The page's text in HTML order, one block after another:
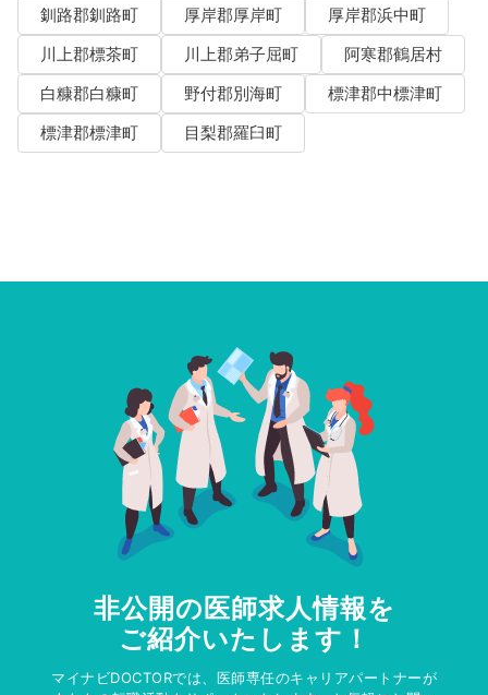
釧路郡釧路町
厚岸郡厚岸町
厚岸郡浜中町
川上郡標茶町
川上郡弟子屈町
阿寒郡鶴居村
白糠郡白糠町
野付郡別海町
標津郡中標津町
標津郡標津町
目梨郡羅臼町
非公開の医師求人情報を
ご紹介いたします！
マイナビDOCTORでは、医師専任のキャリアパートナーが